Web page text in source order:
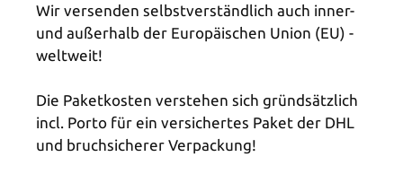
Wir versenden selbstverständlich auch inner-
und außerhalb der Europäischen Union (EU) -
weltweit!
Die Paketkosten verstehen sich gründsätzlich
incl. Porto für ein versichertes Paket der DHL
und bruchsicherer Verpackung!